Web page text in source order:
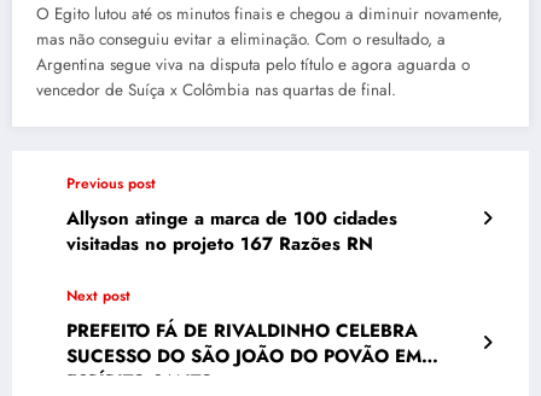
O Egito lutou até os minutos finais e chegou a diminuir novamente,
mas não conseguiu evitar a eliminação. Com o resultado, a
Argentina segue viva na disputa pelo título e agora aguarda o
vencedor de Suíça x Colômbia nas quartas de final.
Previous post
Allyson atinge a marca de 100 cidades
visitadas no projeto 167 Razões RN
Next post
PREFEITO FÁ DE RIVALDINHO CELEBRA
SUCESSO DO SÃO JOÃO DO POVÃO EM
ESPÍRITO SANTO